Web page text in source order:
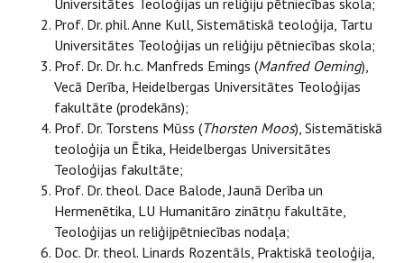
Universitātes Teoloģijas un reliģiju pētniecības skola;
Prof. Dr. phil. Anne Kull, Sistemātiskā teoloģija, Tartu
Universitātes Teoloģijas un reliģiju pētniecības skola;
Prof. Dr. Dr. h.c. Manfreds Emings (Manfred Oeming),
Vecā Derība, Heidelbergas Universitātes Teoloģijas
fakultāte (prodekāns);
Prof. Dr. Torstens Mūss (Thorsten Moos), Sistemātiskā
teoloģija un Ētika, Heidelbergas Universitātes
Teoloģijas fakultāte;
Prof. Dr. theol. Dace Balode, Jaunā Derība un
Hermenētika, LU Humanitāro zinātņu fakultāte,
Teoloģijas un reliģijpētniecības nodaļa;
Doc. Dr. theol. Linards Rozentāls, Praktiskā teoloģija,